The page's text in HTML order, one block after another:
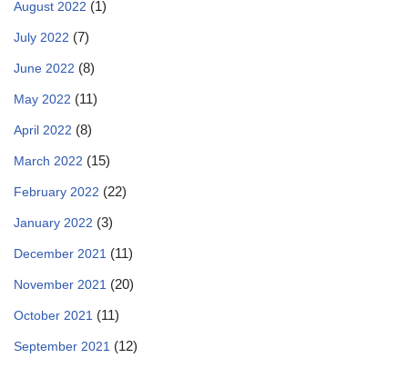
August 2022 (1)
July 2022 (7)
June 2022 (8)
May 2022 (11)
April 2022 (8)
March 2022 (15)
February 2022 (22)
January 2022 (3)
December 2021 (11)
November 2021 (20)
October 2021 (11)
September 2021 (12)